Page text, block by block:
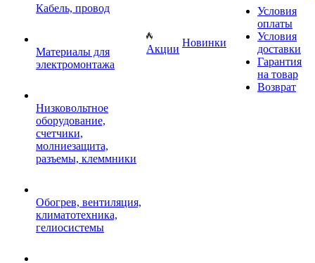
Кабель, провод
Материалы для
электромонтажа
Низковольтное
оборудование,
счетчики,
молниезащита,
разъемы, клеммники
Обогрев, вентиляция,
климатотехника,
гелиосистемы
Акции
Новинки
Условия
оплаты
Условия
доставки
Гарантия
на товар
Возврат